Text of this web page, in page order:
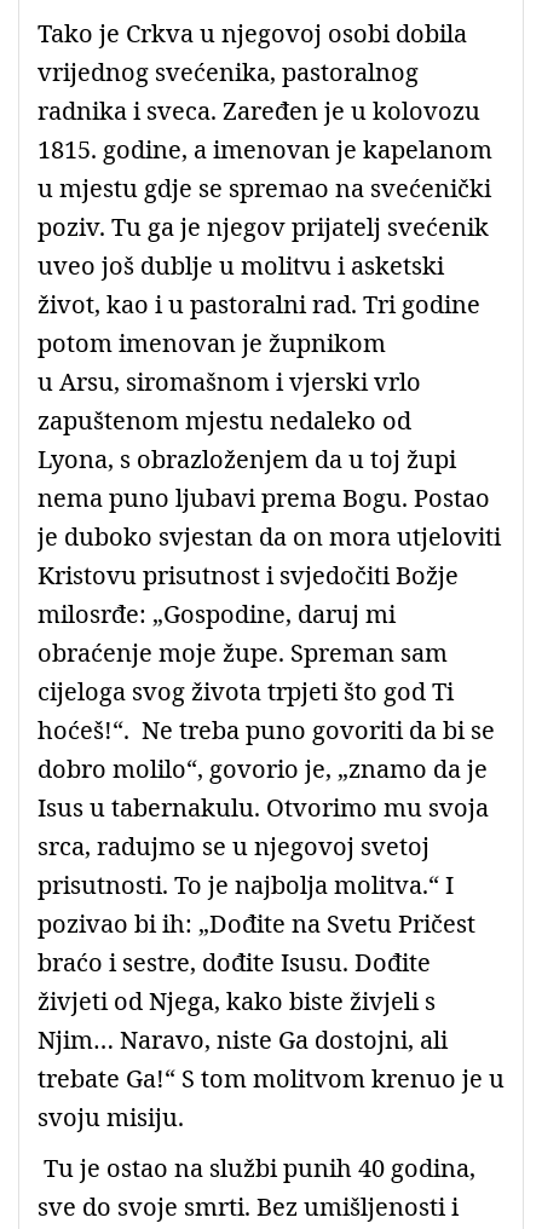
Tako je Crkva u njegovoj osobi dobila
vrijednog svećenika, pastoralnog
radnika i sveca. Zaređen je u kolovozu
1815. godine, a imenovan je kapelanom
u mjestu gdje se spremao na svećenički
poziv. Tu ga je njegov prijatelj svećenik
uveo još dublje u molitvu i asketski
život, kao i u pastoralni rad. Tri godine
potom imenovan je župnikom
uArsu, siromašnom i vjerski vrlo
zapuštenom mjestu nedaleko od
Lyona, s obrazloženjem da u toj župi
nema puno ljubavi prema Bogu. Postao
je duboko svjestan da on mora utjeloviti
Kristovu prisutnost i svjedočiti Božje
milosrđe: „Gospodine, daruj mi
obraćenje moje župe. Spreman sam
cijeloga svog života trpjeti što god Ti
hoćeš!“. Ne treba puno govoriti da bi se
dobro molilo“, govorio je, „znamo da je
Isus u tabernakulu. Otvorimo mu svoja
srca, radujmo se u njegovoj svetoj
prisutnosti. To je najbolja molitva.“ I
pozivao bi ih: „Dođite na Svetu Pričest
braćo i sestre, dođite Isusu. Dođite
živjeti od Njega, kako biste živjeli s
Njim… Naravo, niste Ga dostojni, ali
trebate Ga!“ S tom molitvom krenuo je u
svoju misiju.
Tu je ostao na službi punih 40 godina,
sve do svoje smrti. Bez umišljenosti i